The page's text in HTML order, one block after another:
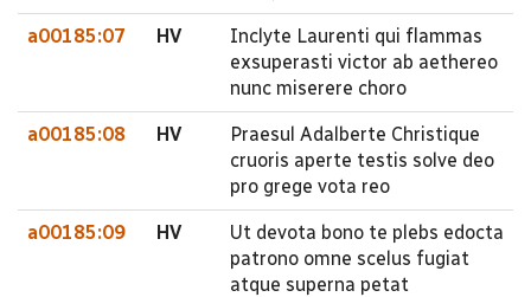
a00185:07 HV
Inclyte Laurenti qui flammas
exsuperasti victor ab aethereo
nunc miserere choro
a00185:08 HV
Praesul Adalberte Christique
cruoris aperte testis solve deo
pro grege vota reo
a00185:09 HV
Ut devota bono te plebs edocta
patrono omne scelus fugiat
atque superna petat